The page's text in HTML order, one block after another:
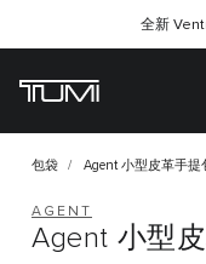
全新
包袋 Agent 小型皮革手提
AGENT
Agent 小型